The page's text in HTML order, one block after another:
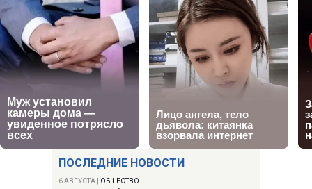
ПОСЛЕДНИЕ НОВОСТИ
6 АВГУСТА ОБЩЕСТВО